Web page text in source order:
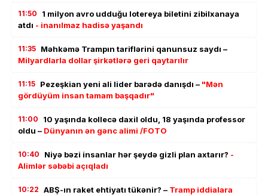
11:50
1 milyon avro udduğu lotereya biletini zibilxanaya
atdı - inanılmaz hadisə yaşandı
11:35 Məhkəmə Trampın tariflərini qanunsuz saydı –
Milyardlarla dollar şirkətlərə geri qaytarılır
11:15 Pezeşkian yeni ali lider barədə danışdı – "Mən
gördüyüm insan tamam başqadır"
11:00
10 yaşında kollecə daxil oldu, 18 yaşında professor
oldu – Dünyanın ən gənc alimi /FOTO
10:40 Niyə bəzi insanlar hər şeydə gizli plan axtarır? -
Alimlər səbəbi açıqladı
10:22 ABŞ-ın raket ehtiyatı tükənir? – Tramp iddialara